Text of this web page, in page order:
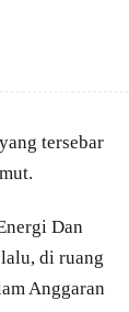
tersebar
Dan
di ruang
Anggaran